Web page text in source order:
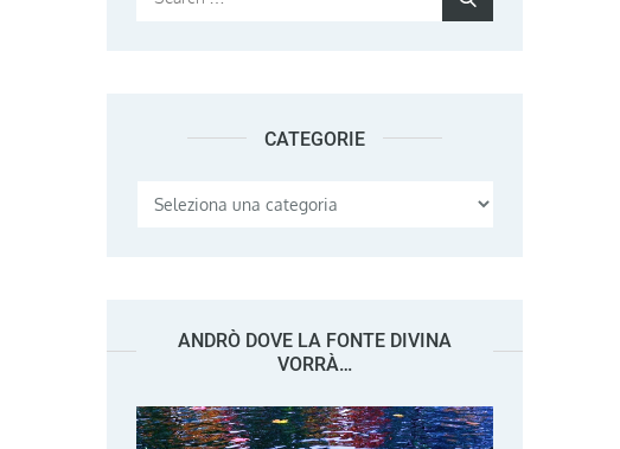
CATEGORIE
Categorie
ANDRÒ DOVE LA FONTE DIVINA
VORRÀ…